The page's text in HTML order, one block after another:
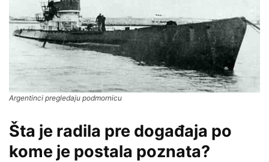
Argentinci pregledaju podmornicu
Šta je radila pre događaja po
kome je postala poznata?